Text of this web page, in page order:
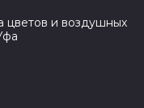
цветов и воздушных